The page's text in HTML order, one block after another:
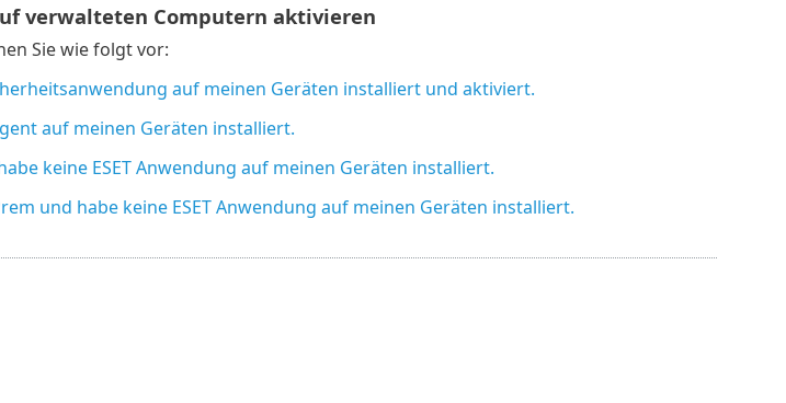
verwalteten Computern aktivieren
Sie wie folgt vor:
auf meinen Geräten installiert und aktiviert.
auf meinen Geräten installiert.
keine ESET Anwendung auf meinen Geräten installiert.
und habe keine ESET Anwendung auf meinen Geräten installiert.